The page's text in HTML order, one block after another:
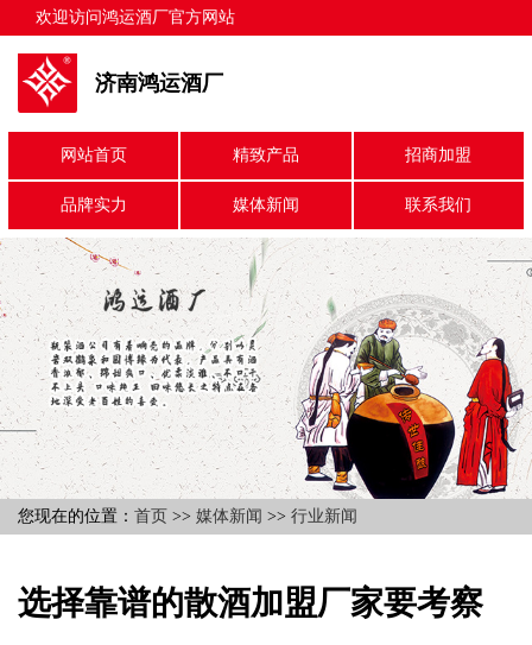
欢迎访问鸿运酒厂官方网站
济南鸿运酒厂
网站首页 精致产品 招商加盟
品牌实力 媒体新闻 联系我们
您现在的位置： 首页 >> 媒体新闻 >> 行业新闻
选择靠谱的散酒加盟厂家要考察